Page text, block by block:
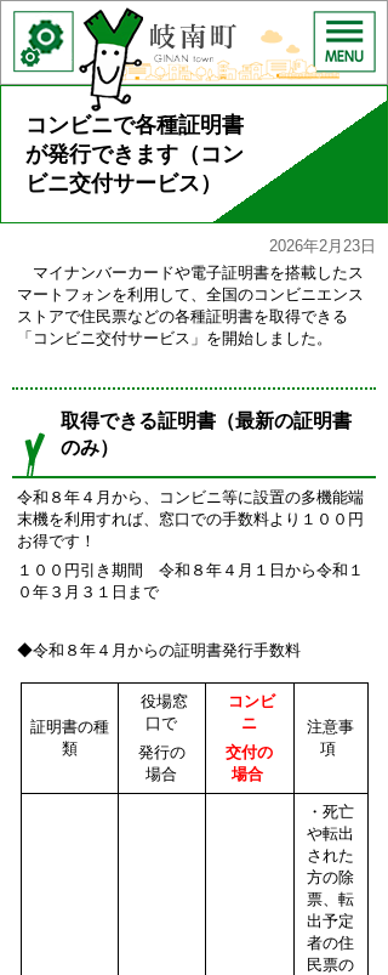
コンビニで各種証明書
が発行できます（コン
ビニ交付サービス）
2026年2月23日
マイナンバーカードや電子証明書を搭載したス
マートフォンを利用して、全国のコンビニエンス
ストアで住民票などの各種証明書を取得できる
「コンビニ交付サービス」を開始しました。
取得できる証明書（最新の証明書
のみ）
令和８年４月から、コンビニ等に設置の多機能端
末機を利用すれば、窓口での手数料より１００円
お得です！
１００円引き期間 令和８年４月１日から令和１
０年３月３１日まで
◆令和８年４月からの証明書発行手数料
証明書の種
類
役場窓
口で
発行の
場合
コンビ
ニ
交付の
場合
注意事
項
・死亡
や転出
された
方の除
票、転
出予定
者の住
民票の